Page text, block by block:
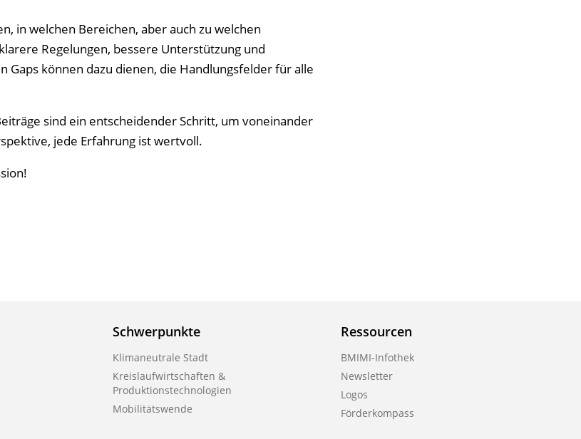
in welchen Bereichen, aber auch zu welchen
Regelungen, bessere Unterstützung und
können dazu dienen, die Handlungsfelder für alle
sind ein entscheidender Schritt, um voneinander
jede Erfahrung ist wertvoll.
Schwerpunkte
Klimaneutrale Stadt
Kreislaufwirtschaften &
Produktionstechnologien
Mobilitätswende
Ressourcen
BMIMI-Infothek
Newsletter
Logos
Förderkompass